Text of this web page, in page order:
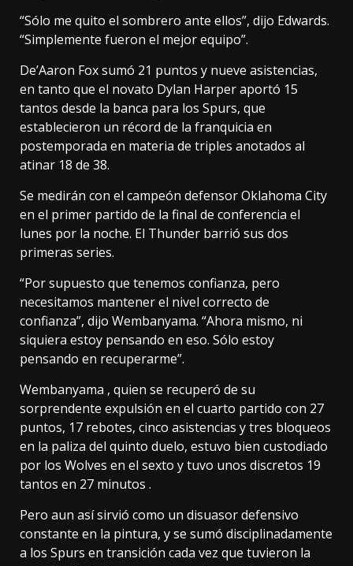
“Sólo me quito el sombrero ante ellos”, dijo Edwards.
“Simplemente fueron el mejor equipo”.
De’Aaron Fox sumó 21 puntos y nueve asistencias,
en tanto que el novato Dylan Harper aportó 15
tantos desde la banca para los Spurs, que
establecieron un récord de la franquicia en
postemporada en materia de triples anotados al
atinar 18 de 38.
Se medirán con el campeón defensor Oklahoma City
en el primer partido de la final de conferencia el
lunes por la noche. El Thunder barrió sus dos
primeras series.
“Por supuesto que tenemos confianza, pero
necesitamos mantener el nivel correcto de
confianza”, dijo Wembanyama. “Ahora mismo, ni
siquiera estoy pensando en eso. Sólo estoy
pensando en recuperarme”.
Wembanyama , quien se recuperó de su
sorprendente expulsión en el cuarto partido con 27
puntos, 17 rebotes, cinco asistencias y tres bloqueos
en la paliza del quinto duelo, estuvo bien custodiado
por los Wolves en el sexto y tuvo unos discretos 19
tantos en 27 minutos .
Pero aun así sirvió como un disuasor defensivo
constante en la pintura, y se sumó disciplinadamente
a los Spurs en transición cada vez que tuvieron la